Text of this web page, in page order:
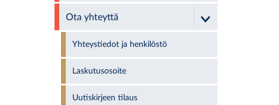
Ota yhteyttä
Yhteystiedot ja henkilöstö
Laskutusosoite
Uutiskirjeen tilaus